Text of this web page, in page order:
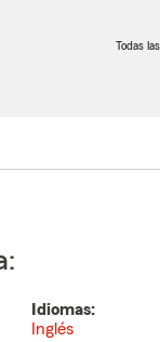
Todas
Idiomas:
Inglés